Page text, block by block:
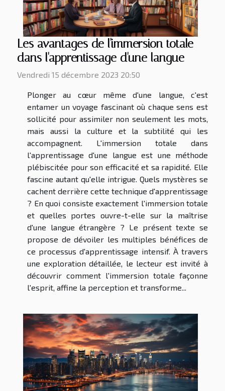
Les avantages de l'immersion totale
dans l'apprentissage d'une langue
Vendredi 15 décembre 2023 20:50
Plonger au cœur même d'une langue, c'est
entamer un voyage fascinant où chaque sens est
sollicité pour assimiler non seulement les mots,
mais aussi la culture et la subtilité qui les
accompagnent. L'immersion totale dans
l'apprentissage d'une langue est une méthode
plébiscitée pour son efficacité et sa rapidité. Elle
fascine autant qu'elle intrigue. Quels mystères se
cachent derrière cette technique d'apprentissage
? En quoi consiste exactement l'immersion totale
et quelles portes ouvre-t-elle sur la maîtrise
d'une langue étrangère ? Le présent texte se
propose de dévoiler les multiples bénéfices de
ce processus d'apprentissage intensif. À travers
une exploration détaillée, le lecteur est invité à
découvrir comment l'immersion totale façonne
l'esprit, affine la perception et transforme...